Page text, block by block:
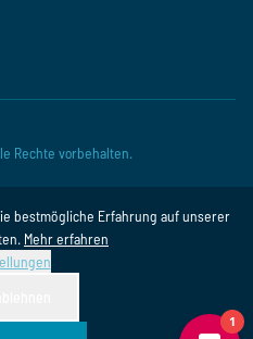
Rechte vorbehalten.
bestmögliche Erfahrung auf unserer
Mehr erfahren